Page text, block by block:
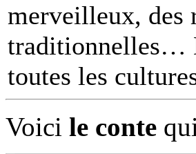
merveilleux, des
traditionnelles…
toutes les
Voici le conte